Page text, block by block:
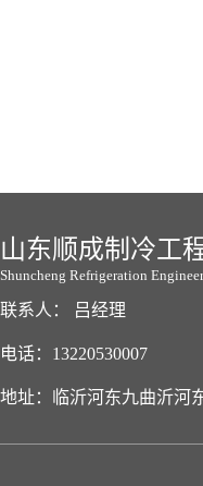
山东顺成制冷工
Shuncheng Refrigeration
联系人： 吕经理
电话：13220530007
地址：临沂河东九曲沂河